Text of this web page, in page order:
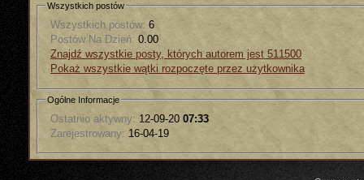
Wszystkich postów
Wszystkich postów: 6
Postów Na Dzień: 0.00
Znajdź wszystkie posty, których autorem jest 511500
Pokaż wszystkie wątki rozpoczęte przez użytkownika
Ogólne Informacje
Ostatnio aktywny: 12-09-20 07:33
Zarejestrowany: 16-04-19